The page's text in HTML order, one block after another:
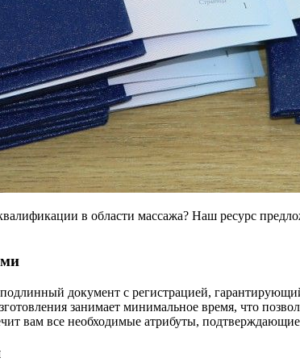
в области массажа? Наш ресурс
документ с регистрацией,
занимает минимальное время, что
вам все необходимые атрибуты,